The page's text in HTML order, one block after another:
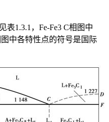
表1.3.1，Fe-Fe3 C相图中
中各特性点的符号是国际